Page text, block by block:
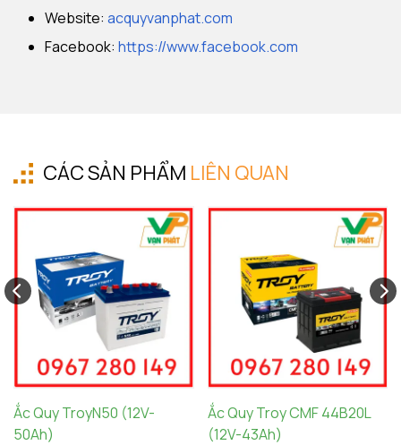
Website: acquyvanphat.com
Facebook: https://www.facebook.com
CÁC SẢN PHẨM LIÊN QUAN
Ắc Quy TroyN50 (12V-
50Ah)
Ắc Quy Troy CMF 44B20L
(12V-43Ah)